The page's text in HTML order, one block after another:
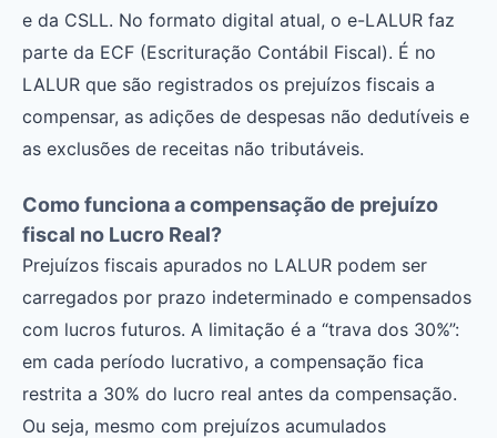
e da CSLL. No formato digital atual, o e-LALUR faz
parte da ECF (Escrituração Contábil Fiscal). É no
LALUR que são registrados os prejuízos fiscais a
compensar, as adições de despesas não dedutíveis e
as exclusões de receitas não tributáveis.
Como funciona a compensação de prejuízo
fiscal no Lucro Real?
Prejuízos fiscais apurados no LALUR podem ser
carregados por prazo indeterminado e compensados
com lucros futuros. A limitação é a “trava dos 30%”:
em cada período lucrativo, a compensação fica
restrita a 30% do lucro real antes da compensação.
Ou seja, mesmo com prejuízos acumulados